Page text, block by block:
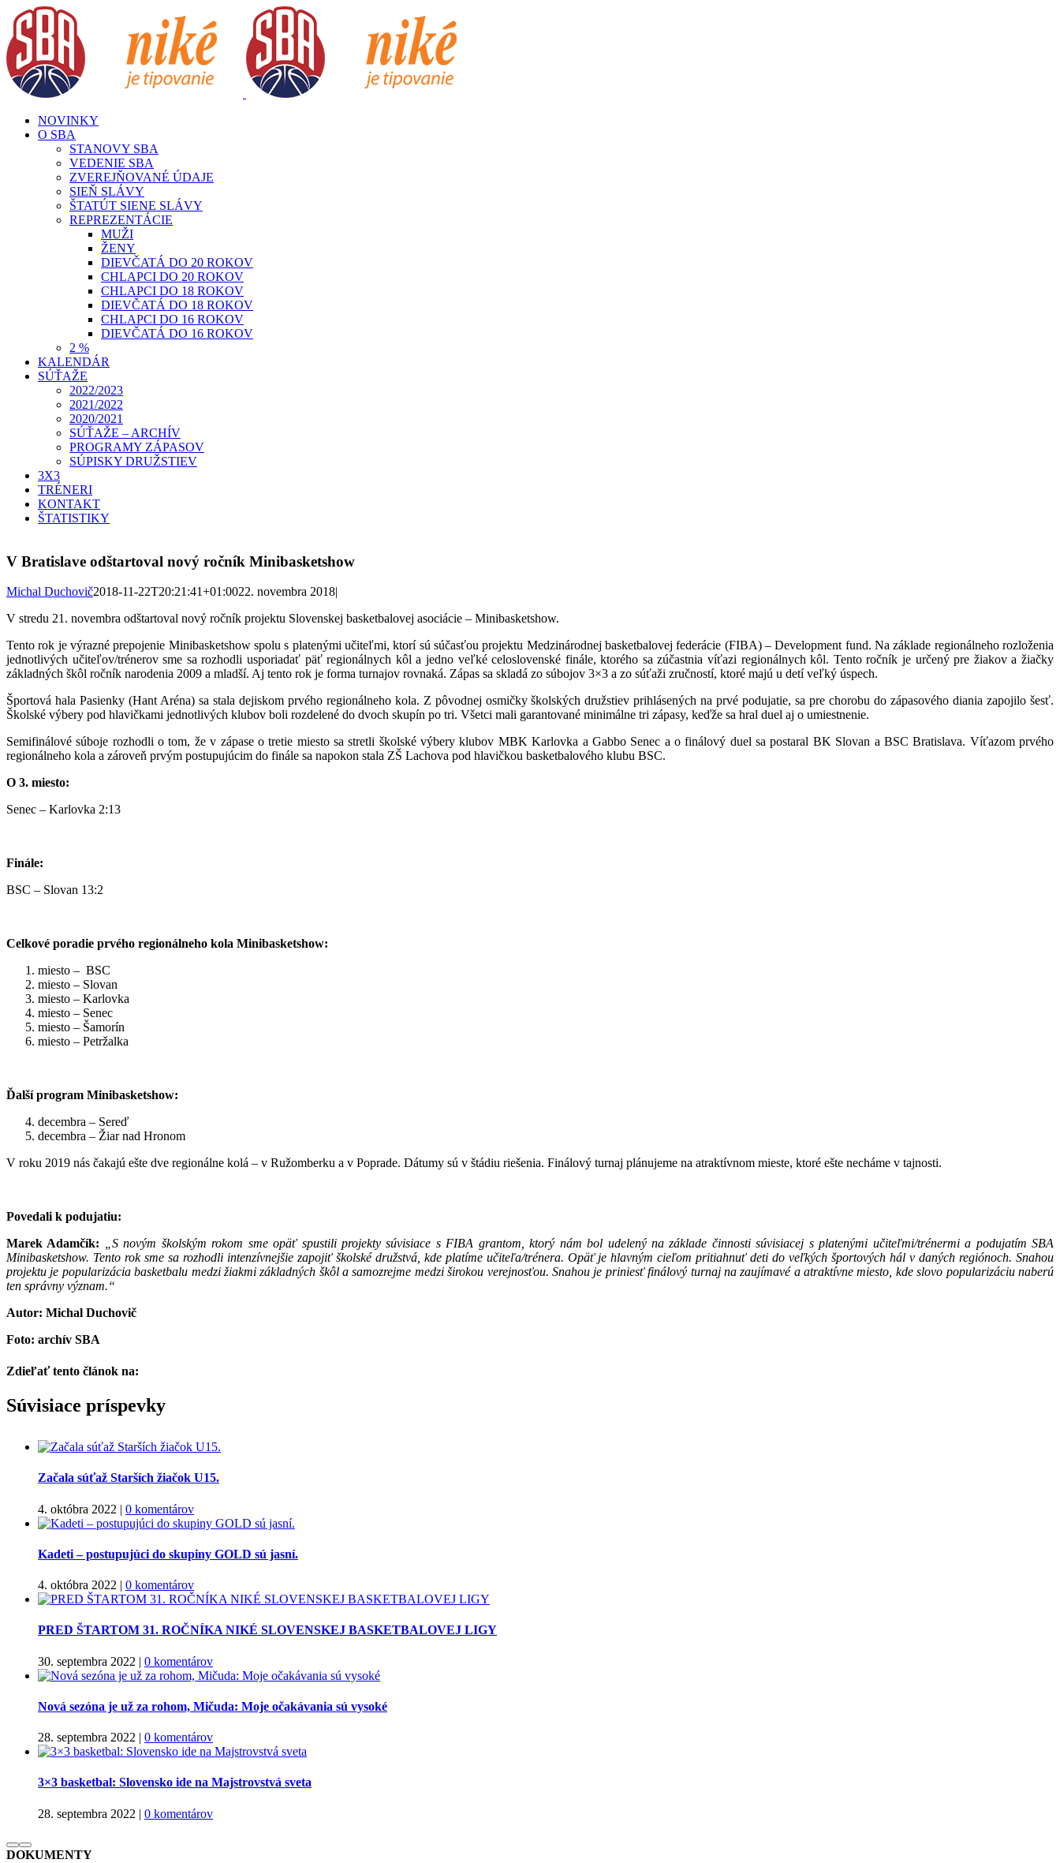
Skip
to
content
NOVINKY
O SBA
STANOVY SBA
VEDENIE SBA
ZVEREJŇOVANÉ ÚDAJE
SIEŇ SLÁVY
ŠTATÚT SIENE SLÁVY
REPREZENTÁCIE
MUŽI
ŽENY
DIEVČATÁ DO 20 ROKOV
CHLAPCI DO 20 ROKOV
CHLAPCI DO 18 ROKOV
DIEVČATÁ DO 18 ROKOV
CHLAPCI DO 16 ROKOV
DIEVČATÁ DO 16 ROKOV
2 %
KALENDÁR
SÚŤAŽE
2022/2023
2021/2022
2020/2021
SÚŤAŽE – ARCHÍV
PROGRAMY ZÁPASOV
SÚPISKY DRUŽSTIEV
3X3
TRÉNERI
KONTAKT
ŠTATISTIKY
V Bratislave odštartoval nový ročník Minibasketshow
Michal Duchovič2018-11-22T20:21:41+01:0022. novembra 2018|
V stredu 21. novembra odštartoval nový ročník projektu Slovenskej basketbalovej asociácie – Minibasketshow.
Tento rok je výrazné prepojenie Minibasketshow spolu s platenými učiteľmi, ktorí sú súčasťou projektu Medzinárodnej basketbalovej federácie (FIBA) – Development fund. Na základe regionálneho rozloženia
jednotlivých učiteľov/trénerov sme sa rozhodli usporiadať päť regionálnych kôl a jedno veľké celoslovenské finále, ktorého sa zúčastnia víťazi regionálnych kôl. Tento ročník je určený pre žiakov a žiačky
základných škôl ročník narodenia 2009 a mladší. Aj tento rok je forma turnajov rovnaká. Zápas sa skladá zo súbojov 3×3 a zo súťaži zručností, ktoré majú u detí veľký úspech.
Športová hala Pasienky (Hant Aréna) sa stala dejiskom prvého regionálneho kola. Z pôvodnej osmičky školských družstiev prihlásených na prvé podujatie, sa pre chorobu do zápasového diania zapojilo šesť.
Školské výbery pod hlavičkami jednotlivých klubov boli rozdelené do dvoch skupín po tri. Všetci mali garantované minimálne tri zápasy, keďže sa hral duel aj o umiestnenie.
Semifinálové súboje rozhodli o tom, že v zápase o tretie miesto sa stretli školské výbery klubov MBK Karlovka a Gabbo Senec a o finálový duel sa postaral BK Slovan a BSC Bratislava. Víťazom prvého
regionálneho kola a zároveň prvým postupujúcim do finále sa napokon stala ZŠ Lachova pod hlavičkou basketbalového klubu BSC.
O 3. miesto:
Senec – Karlovka 2:13
Finále:
BSC – Slovan 13:2
Celkové poradie prvého regionálneho kola Minibasketshow:
miesto – BSC
miesto – Slovan
miesto – Karlovka
miesto – Senec
miesto – Šamorín
miesto – Petržalka
Ďalší program Minibasketshow:
decembra – Sereď
decembra – Žiar nad Hronom
V roku 2019 nás čakajú ešte dve regionálne kolá – v Ružomberku a v Poprade. Dátumy sú v štádiu riešenia. Finálový turnaj plánujeme na atraktívnom mieste, ktoré ešte necháme v tajnosti.
Povedali k podujatiu:
Marek Adamčík: „S novým školským rokom sme opäť spustili projekty súvisiace s FIBA grantom, ktorý nám bol udelený na základe činnosti súvisiacej s platenými učiteľmi/trénermi a podujatím SBA
Minibasketshow. Tento rok sme sa rozhodli intenzívnejšie zapojiť školské družstvá, kde platíme učiteľa/trénera. Opäť je hlavným cieľom pritiahnuť deti do veľkých športových hál v daných regiónoch. Snahou
projektu je popularizácia basketbalu medzi žiakmi základných škôl a samozrejme medzi širokou verejnosťou. Snahou je priniesť finálový turnaj na zaujímavé a atraktívne miesto, kde slovo popularizáciu naberú
ten správny význam.“
Autor: Michal Duchovič
Foto: archív SBA
Zdieľať tento článok na:
Facebook
Twitter
Súvisiace príspevky
Začala súťaž Starších žiačok U15.
4. októbra 2022 | 0 komentárov
Kadeti – postupujúci do skupiny GOLD sú jasní.
4. októbra 2022 | 0 komentárov
PRED ŠTARTOM 31. ROČNÍKA NIKÉ SLOVENSKEJ BASKETBALOVEJ LIGY
30. septembra 2022 | 0 komentárov
Nová sezóna je už za rohom, Mičuda: Moje očakávania sú vysoké
28. septembra 2022 | 0 komentárov
3×3 basketbal: Slovensko ide na Majstrovstvá sveta
28. septembra 2022 | 0 komentárov
DOKUMENTY